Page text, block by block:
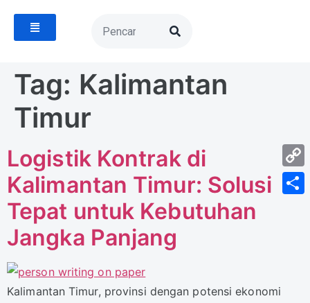
Tag: Kalimantan
Timur
Logistik Kontrak di
Kalimantan Timur: Solusi
Tepat untuk Kebutuhan
Jangka Panjang
Kalimantan Timur, provinsi dengan potensi ekonomi